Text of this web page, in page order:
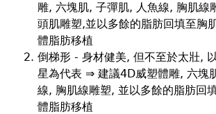
雕, 六塊肌, 子彈肌, 人魚線, 胸肌線
頭肌雕塑,並以多餘的脂肪回填至胸
體脂肪移植
倒梯形 - 身材健美, 但不至於太壯,
星為代表 ⇒ 建議4D威塑體雕, 六塊
線, 胸肌線雕塑, 並以多餘的脂肪回
體脂肪移植